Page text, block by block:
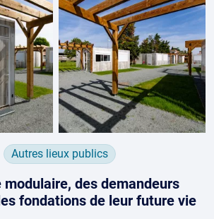
Autres lieux publics
modulaire, des demandeurs
fondations de leur future vie